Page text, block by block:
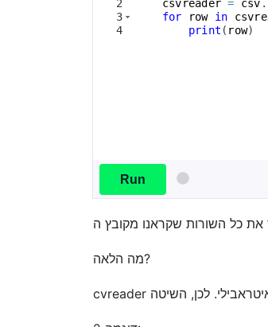
2
3
4
csvreader = csv .
for
row in
print ( row)
Run
מה הלאה?